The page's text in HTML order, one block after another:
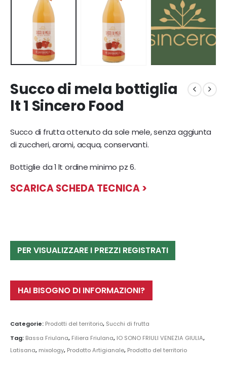
Succo di mela bottiglia
lt 1 Sincero Food
Succo di frutta ottenuto da sole mele, senza aggiunta
di zuccheri, aromi, acqua, conservanti.
Bottiglie da 1 lt ordine minimo pz 6.
SCARICA SCHEDA TECNICA >
PER VISUALIZZARE I PREZZI REGISTRATI
HAI BISOGNO DI INFORMAZIONI?
Categorie: Prodotti del territorio, Succhi di frutta
Tag: Bassa Friulana, Filiera Friulana, IO SONO FRIULI VENEZIA GIULIA,
Latisana, mixology, Prodotto Artigianale, Prodotto del territorio